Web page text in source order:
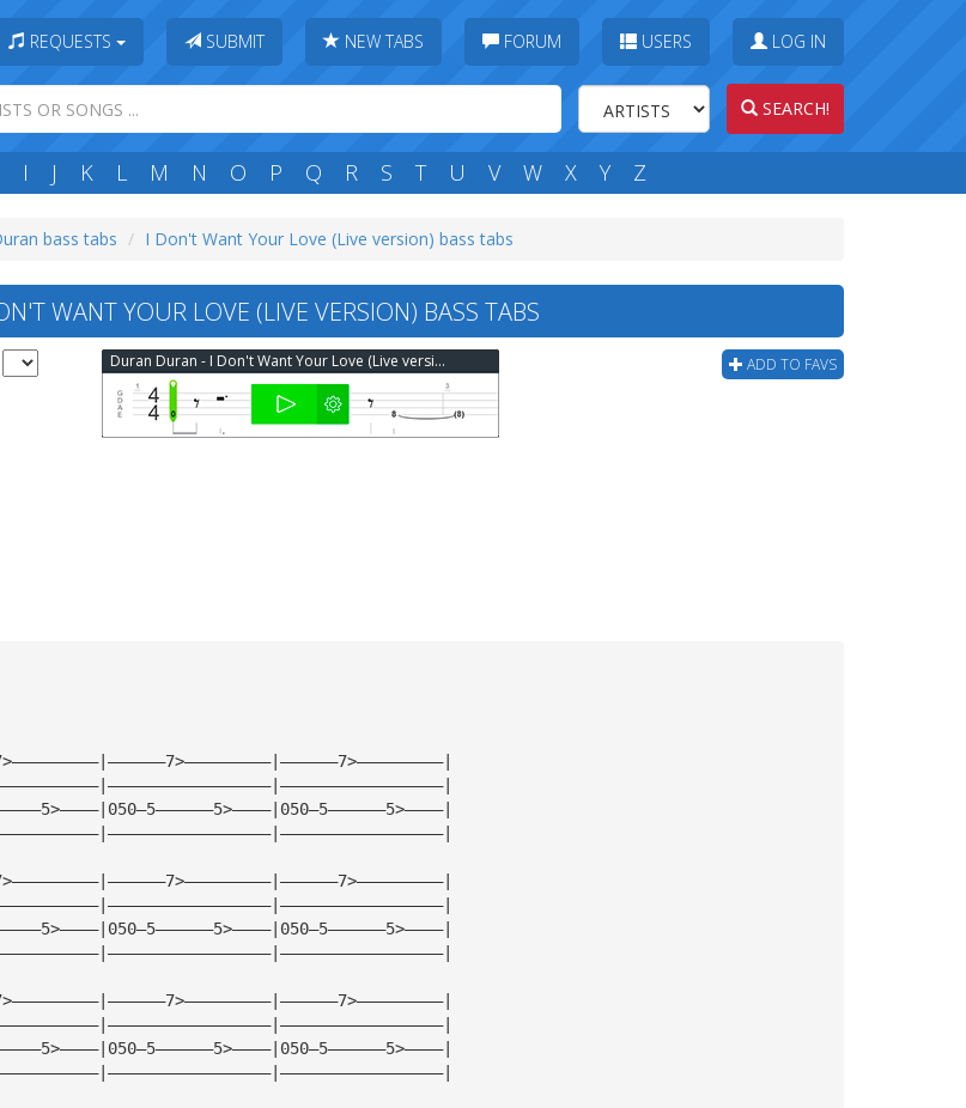
REQUESTS SUBMIT NEW TABS FORUM USERS LOG IN
SEARCH!
I J K L M N O P Q R S T U V W X Y Z
bass tabs I Don't Want Your Love (Live version) bass tabs
WANT YOUR LOVE (LIVE VERSION) BASS TABS
ADD TO FAVS
Duran Duran - I Don't Want Your Love (Live version) Bass Tab